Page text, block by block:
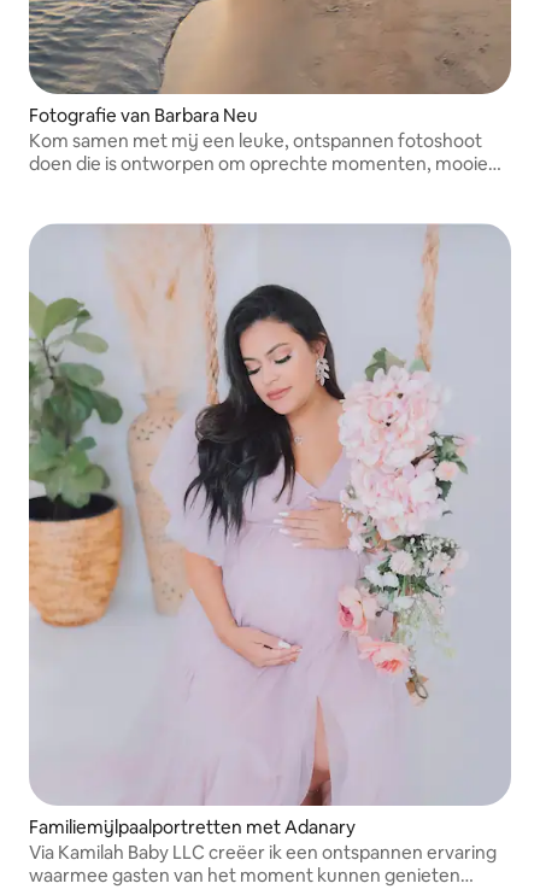
Fotografie van Barbara Neu
Kom samen met mij een leuke, ontspannen fotoshoot
doen die is ontworpen om oprechte momenten, mooie
boeken!
Familiemijlpaalportretten met Adanary
Via Kamilah Baby LLC creëer ik een ontspannen ervaring
waarmee gasten van het moment kunnen genieten